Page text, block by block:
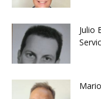
Julio